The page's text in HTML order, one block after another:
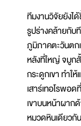
ทีมงานวิจัยยังไ
รูปร่างคล้ายกับที
ภูมิภาคตะวันตก
หลังที่ใหญ่ จมูก
กระดูกเขา ทำใ
เสาร์เทอโรพอ
เขาบนหน้าผาก
หมวดหินเดียวกั